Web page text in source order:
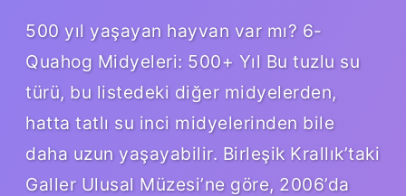
500 yıl yaşayan hayvan var mı? 6-
Quahog Midyeleri: 500+ Yıl Bu tuzlu su
türü, bu listedeki diğer midyelerden,
hatta tatlı su inci midyelerinden bile
daha uzun yaşayabilir. Birleşik Krallık’taki
Galler Ulusal Müzesi’ne göre, 2006’da